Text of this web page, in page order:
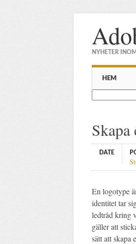
NYHETER
Main
Skip to content
HEM
DATE
En logotype
identitet tar
ledtråd kring
gäller att
sätt att skapa